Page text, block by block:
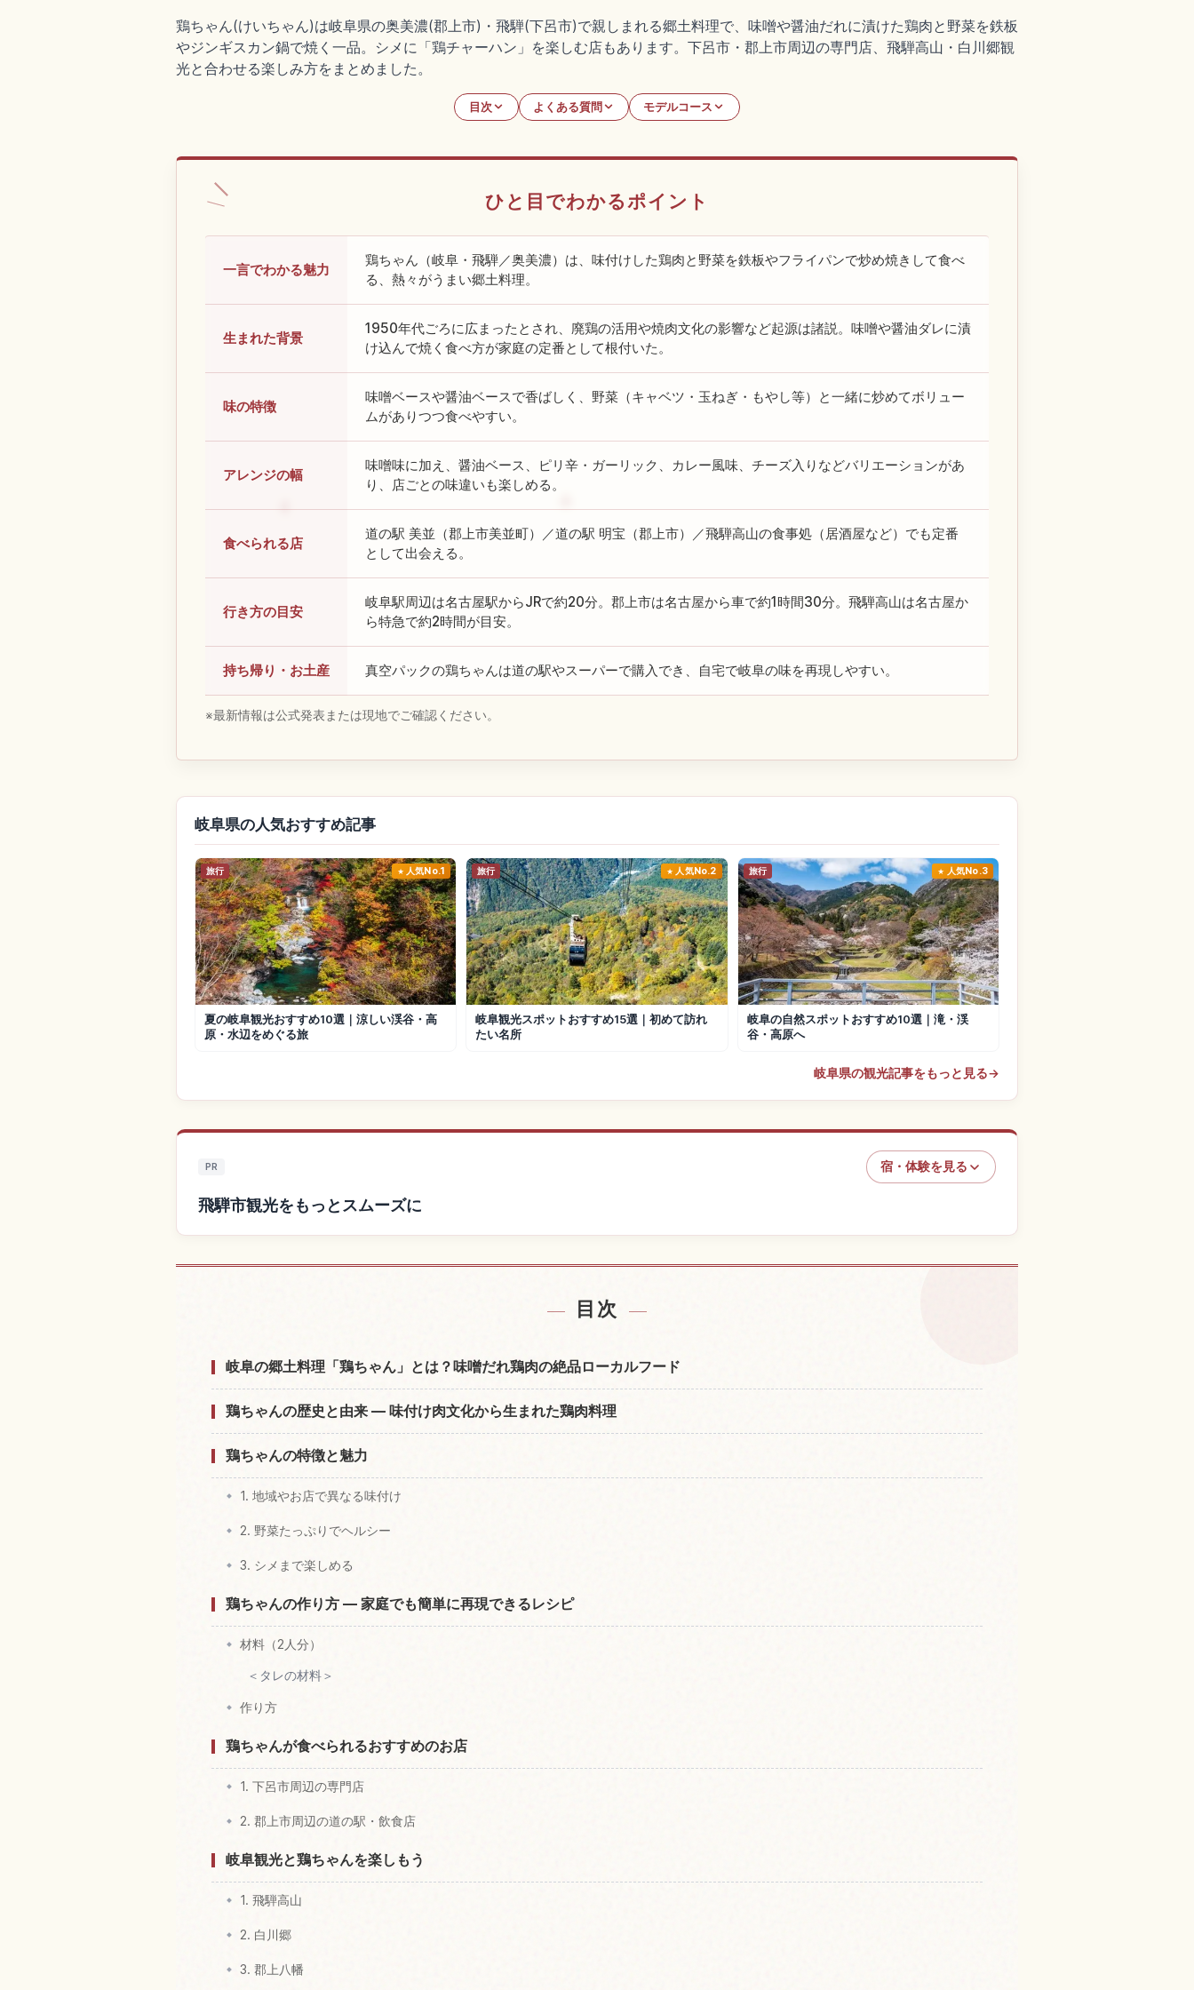
鶏ちゃん(けいちゃん)は岐阜県の奥美濃(郡上市)・飛騨(下呂市)で親しまれる郷土料理で、味噌や醤油だれに漬けた鶏肉と野菜を鉄板
やジンギスカン鍋で焼く一品。シメに「鶏チャーハン」を楽しむ店もあります。下呂市・郡上市周辺の専門店、飛騨高山・白川郷観
光と合わせる楽しみ方をまとめました。
目次 よくある質問 モデルコース
ひと目でわかるポイント
一言でわかる魅力
鶏ちゃん（岐阜・飛騨／奥美濃）は、味付けした鶏肉と野菜を鉄板やフライパンで炒め焼きして食べ
る、熱々がうまい郷土料理。
生まれた背景
1950年代ごろに広まったとされ、廃鶏の活用や焼肉文化の影響など起源は諸説。味噌や醤油ダレに漬
け込んで焼く食べ方が家庭の定番として根付いた。
味の特徴
味噌ベースや醤油ベースで香ばしく、野菜（キャベツ・玉ねぎ・もやし等）と一緒に炒めてボリュー
ムがありつつ食べやすい。
アレンジの幅
味噌味に加え、醤油ベース、ピリ辛・ガーリック、カレー風味、チーズ入りなどバリエーションがあ
り、店ごとの味違いも楽しめる。
食べられる店
道の駅 美並（郡上市美並町）／道の駅 明宝（郡上市）／飛騨高山の食事処（居酒屋など）でも定番
として出会える。
行き方の目安
岐阜駅周辺は名古屋駅からJRで約20分。郡上市は名古屋から車で約1時間30分。飛騨高山は名古屋か
ら特急で約2時間が目安。
持ち帰り・お土産 真空パックの鶏ちゃんは道の駅やスーパーで購入でき、自宅で岐阜の味を再現しやすい。
※最新情報は公式発表または現地でご確認ください。
岐阜県の人気おすすめ記事
旅行 人気No.1
夏の岐阜観光おすすめ10選｜涼しい渓谷・高
原・水辺をめぐる旅
旅行 人気No.2
岐阜観光スポットおすすめ15選｜初めて訪れ
たい名所
旅行 人気No.3
岐阜の自然スポットおすすめ10選｜滝・渓
谷・高原へ
岐阜県の観光記事をもっと見る→
PR 宿・体験を見る
飛騨市観光をもっとスムーズに
目次
岐阜の郷土料理「鶏ちゃん」とは？味噌だれ鶏肉の絶品ローカルフード
鶏ちゃんの歴史と由来 — 味付け肉文化から生まれた鶏肉料理
鶏ちゃんの特徴と魅力
1. 地域やお店で異なる味付け
2. 野菜たっぷりでヘルシー
3. シメまで楽しめる
鶏ちゃんの作り方 — 家庭でも簡単に再現できるレシピ
材料（2人分）
＜タレの材料＞
作り方
鶏ちゃんが食べられるおすすめのお店
1. 下呂市周辺の専門店
2. 郡上市周辺の道の駅・飲食店
岐阜観光と鶏ちゃんを楽しもう
1. 飛騨高山
2. 白川郷
3. 郡上八幡